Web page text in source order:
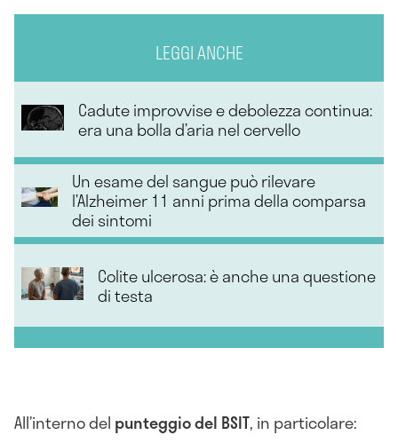
LEGGI ANCHE
Cadute improvvise e debolezza continua:
era una bolla d’aria nel cervello
Un esame del sangue può rilevare
l’Alzheimer 11 anni prima della comparsa
dei sintomi
Colite ulcerosa: è anche una questione
di testa
All’interno del punteggio del BSIT, in particolare: